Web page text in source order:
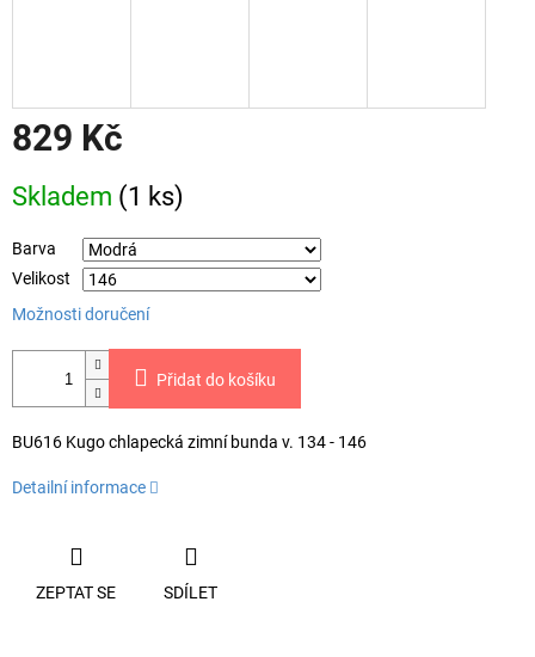
829 Kč
cena:
Skladem (1 ks)
Barva
Velikost
Možnosti doručení
Přidat do košíku
BU616 Kugo chlapecká zimní bunda v. 134 - 146
Detailní informace
ZEPTAT SE SDÍLET